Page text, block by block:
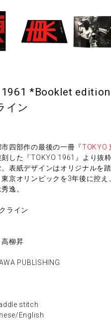
*Booklet edition
イン
四部作の最後の一冊『TOKYO
した『TOKYO 1961』より抜
表紙デザインはオリジナルを
京オリンピックを3年後に控
逸。
ライン
柳昇
PUBLISHING
stitch
English